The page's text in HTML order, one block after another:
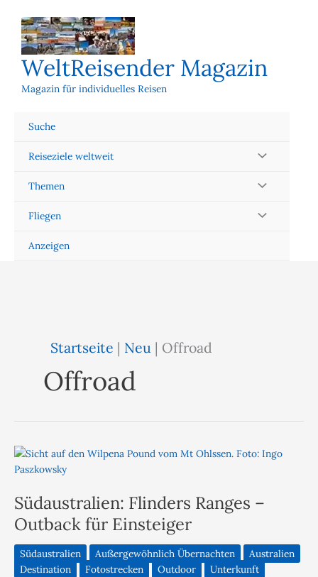
Inhalt
springen
WeltReisender Magazin
Magazin für individuelles Reisen
Suche
Reiseziele weltweit
Themen
Fliegen
Anzeigen
Startseite | Neu | Offroad
Offroad
Südaustralien: Flinders Ranges –
Outback für Einsteiger
Südaustralien Außergewöhnlich Übernachten
Australien
Destination
Fotostrecken Outdoor
Unterkunft